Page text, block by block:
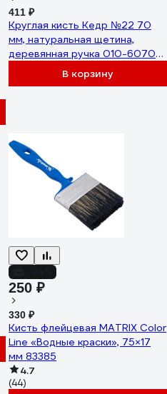
411 ₽
Круглая кисть Кедр №22 70
мм, натуральная щетина,
деревянная ручка 010-6070
В корзину
250 ₽
330 ₽
Кисть флейцевая MATRIX Color
Line «Водные краски», 75×17
мм 83385
4.7
(44)